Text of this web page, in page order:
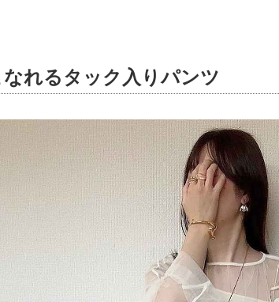
れるタック入りパンツ